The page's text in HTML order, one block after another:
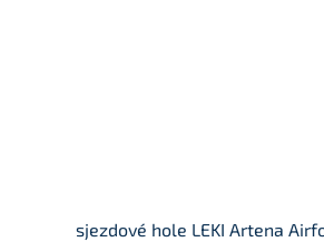
sjezdové hole LEKI Artena